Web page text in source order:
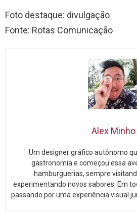
Foto destaque: divulgação
Fonte: Rotas Comunicação
Alex Minho
Um designer gráfico autônomo
gastronomia e começou essa
hamburguerias, sempre
experimentando novos sabores. Em
passando por uma experiência visual